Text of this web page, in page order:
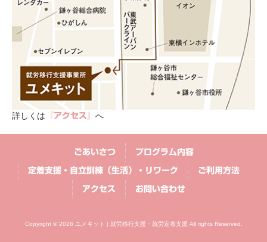
詳しくは 『アクセス』 へ
ごあいさつ プログラム内容
定着支援・自立訓練（生活）・リワーク ご利用方法
アクセス お問い合わせ
Copyright © 2026 ユメキット | 就労移行支援・就労定着支援 All rights Reserved.